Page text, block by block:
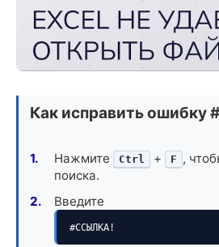
Как исправить
Нажмите Ctrl + F ,
поиска.
Введите
#ССЫЛКА!